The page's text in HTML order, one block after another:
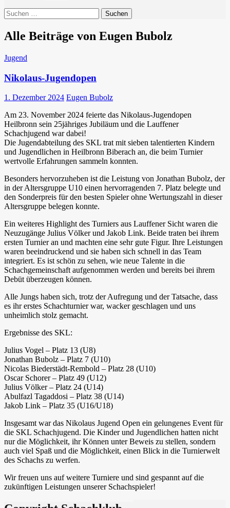
Suchen
nach:
Alle Beiträge von Eugen Bubolz
Jugend
Nikolaus-Jugendopen
1. Dezember 2024 Eugen Bubolz
Am 23. November 2024 feierte das Nikolaus-Jugendopen
Heilbronn sein 25jähriges Jubiläum und die Lauffener
Schachjugend war dabei!
Die Jugendabteilung des SKL trat mit sieben talentierten Kindern
und Jugendlichen in Heilbronn Biberach an, die beim Turnier
wertvolle Erfahrungen sammeln konnten.
Besonders hervorzuheben ist die Leistung von Jonathan Bubolz, der
in der Altersgruppe U10 einen hervorragenden 7. Platz belegte und
den Sonderpreis für den besten Spieler ohne Wertungszahl in dieser
Altersgruppe belegen konnte.
Ein weiteres Highlight des Turniers aus Lauffener Sicht waren die
Neuzugänge Julius Völker und Jakob Link. Beide traten bei ihrem
ersten Turnier an und machten eine sehr gute Figur. Ihre Leistungen
waren beeindruckend und sie haben sich schnell in das Team
integriert. Es ist schön zu sehen, wie neue Talente in die
Schachgemeinschaft aufgenommen werden und bereits bei ihrem
Debüt überzeugen können.
Alle Jungs haben sich, trotz der Aufregung und der Tatsache, dass
es ihr erstes Schachturnier war, wacker geschlagen und uns
unheimlich stolz gemacht.
Ergebnisse des SKL:
Julius Vogel – Platz 13 (U8)
Jonathan Bubolz – Platz 7 (U10)
Nicolas Biederstädt-Rembold – Platz 28 (U10)
Oscar Schorer – Platz 49 (U12)
Julius Völker – Platz 24 (U14)
Abulfazl Tagaddosi – Platz 38 (U14)
Jakob Link – Platz 35 (U16/U18)
Insgesamt war das Nikolaus Jugend Open ein gelungenes Event für
die SKL Schachjugend. Die Kinder und Jugendlichen hatten nicht
nur die Möglichkeit, ihr Können unter Beweis zu stellen, sondern
auch viel Spaß und die Möglichkeit, einen Blick in die Turnierwelt
des Schachs zu werfen.
Wir freuen uns auf weitere Turniere und sind gespannt auf die
zukünftigen Leistungen unserer Schachspieler!